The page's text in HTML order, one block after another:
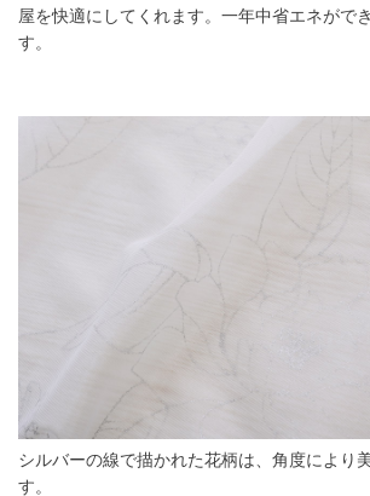
屋を快適にしてくれます。一年中省エネがで
す。
シルバーの線で描かれた花柄は、角度により
す。